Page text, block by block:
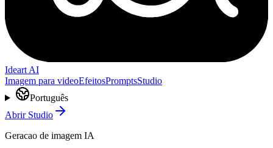
Ideart AI
Imagem para videoEfeitosPromptsStudio
Português
Abrir Studio
Geracao de imagem IA